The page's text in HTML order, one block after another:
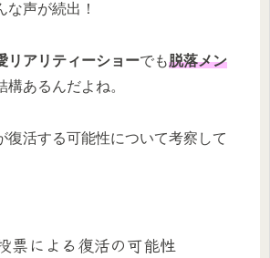
な声が続出！
リアリティーショーでも脱落メン
構あるんだよね。
復活する可能性について考察して
票による復活の可能性